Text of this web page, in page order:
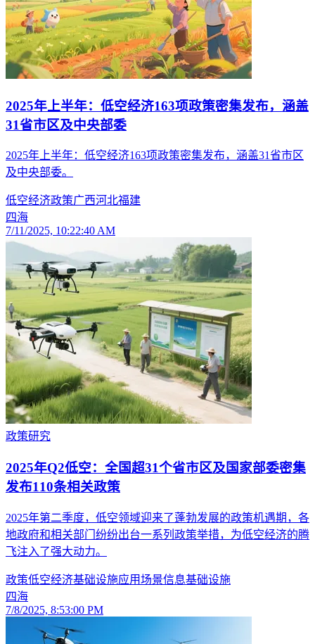
2025年上半年：低空经济163项政策密集发布，涵盖
31省市区及中央部委
2025年上半年：低空经济163项政策密集发布，涵盖31省市区
及中央部委。
低空经济政策广西河北福建
四海
7/11/2025, 10:22:40 AM
政策研究
2025年Q2低空：全国超31个省市区及国家部委密集
发布110条相关政策
2025年第二季度，低空领域迎来了蓬勃发展的政策机遇期，各
地政府和相关部门纷纷出台一系列政策举措，为低空经济的腾
飞注入了强大动力。
政策低空经济基础设施应用场景信息基础设施
四海
7/8/2025, 8:53:00 PM